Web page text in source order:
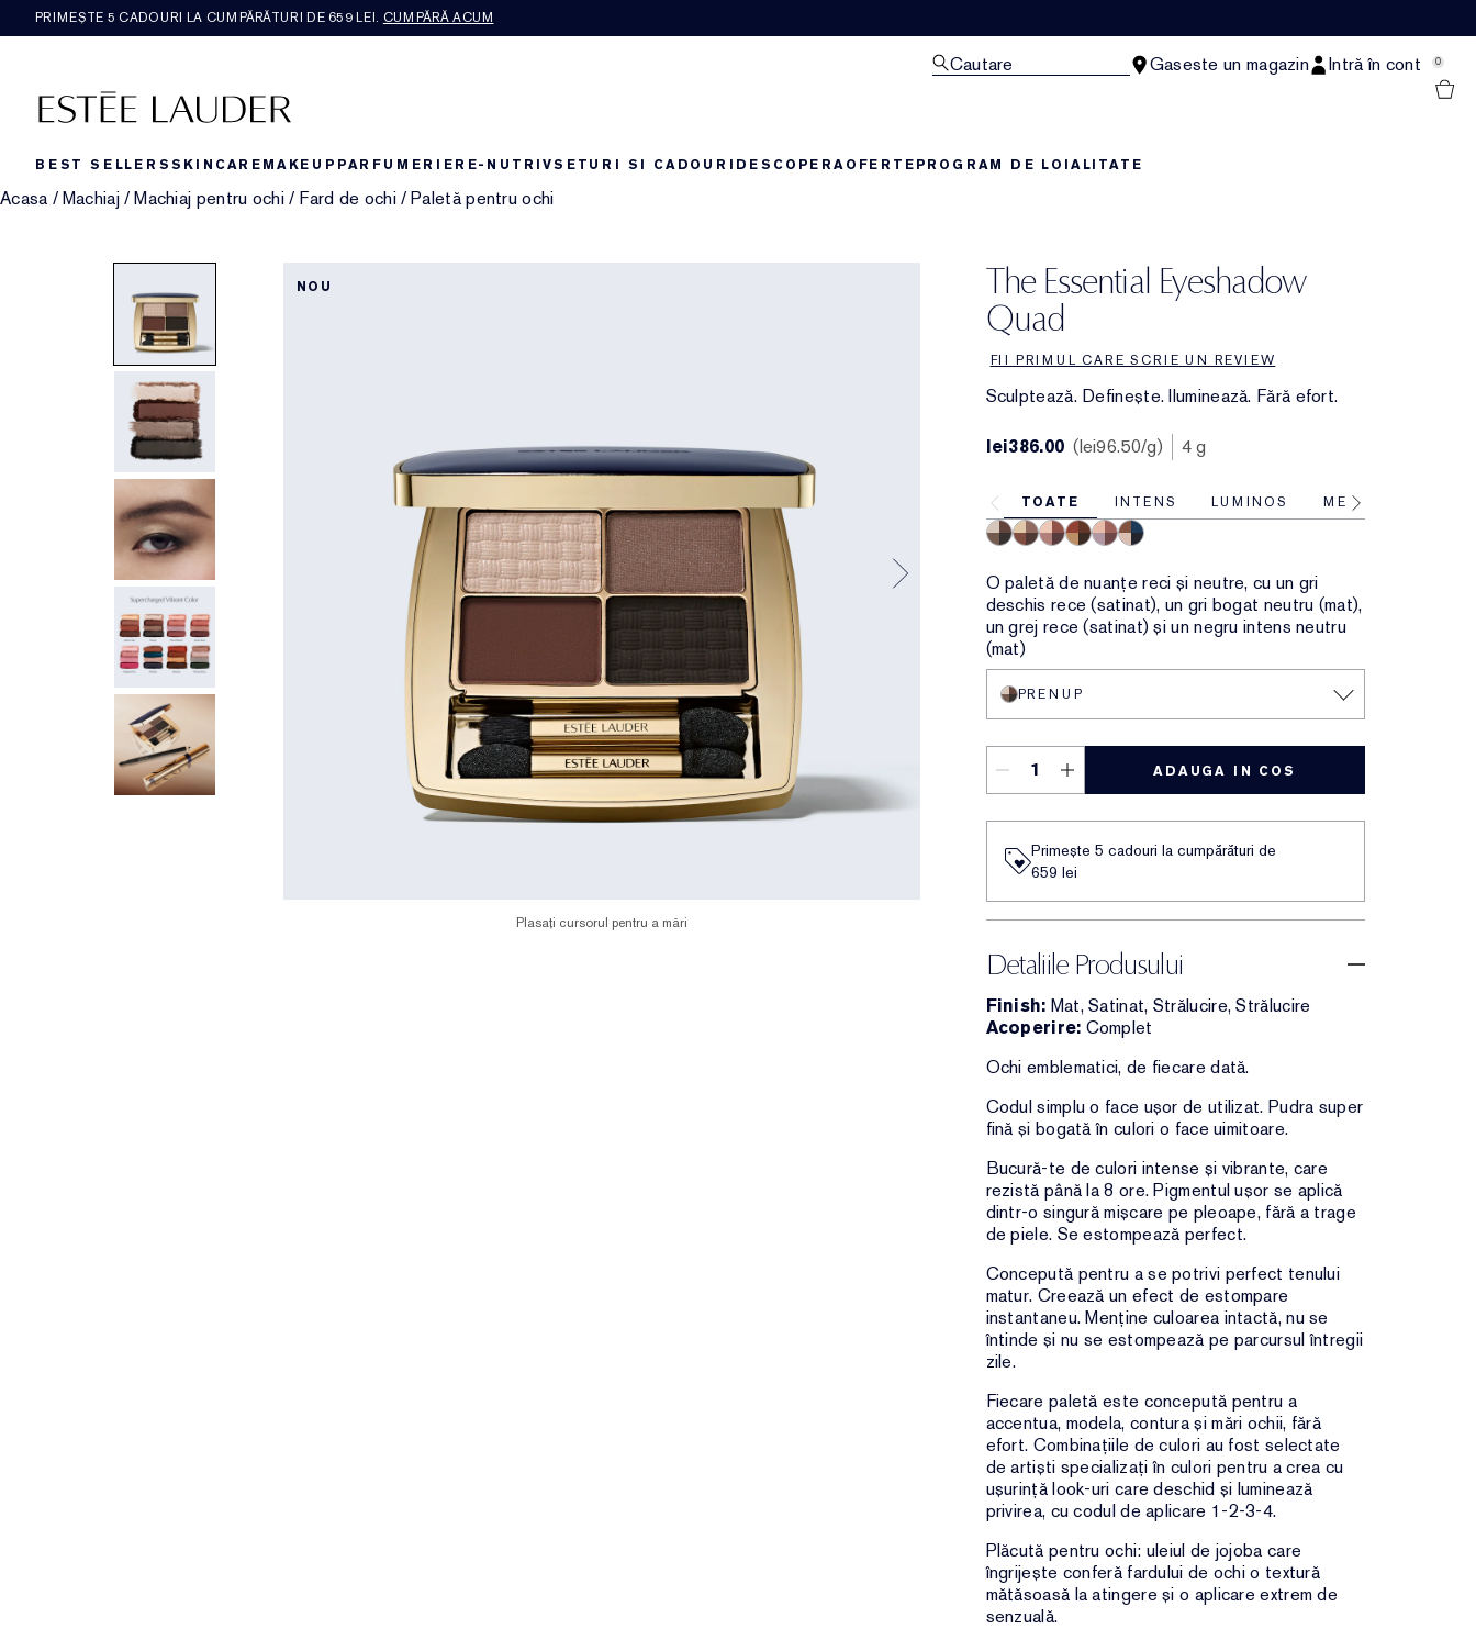
PRIMEȘTE 5 CADOURI LA CUMPĂRĂTURI DE 659 LEI. CUMPĂRĂ ACUM
Cautare Gaseste un magazin Intră în cont 0
BEST SELLERSSKINCAREMAKEUP PARFUMERIERE-NUTRIVSETURI SI CADOURI DESCOPERAOFERTEPROGRAM DE LOIALITATE
Acasa /Machiaj/ Machiaj pentru ochi/ Fard de ochi/Paletă pentru ochi
The Essential Eyeshadow
Quad
FII PRIMUL CARE SCRIE UN REVIEW
Sculptează. Definește. Iluminează. Fără efort.
NOU
Plasați cursorul pentru a mări
lei386.00 lei96.50/g 4 g
TOATE INTENS LUMINOS MEDIU
O paletă de nuanțe reci și neutre, cu un gri
deschis rece (satinat), un gri bogat neutru (mat),
un grej rece (satinat) și un negru intens neutru
(mat)
PRENUP
ADAUGA IN COS
Primește 5 cadouri la cumpărături de
659 lei
Detaliile Produsului
Finish: Mat, Satinat, Strălucire, Strălucire
Acoperire: Complet
Ochi emblematici, de fiecare dată.
Codul simplu o face ușor de utilizat. Pudra super
fină și bogată în culori o face uimitoare.
Bucură-te de culori intense și vibrante, care
rezistă până la 8 ore. Pigmentul ușor se aplică
dintr-o singură mișcare pe pleoape, fără a trage
de piele. Se estompează perfect.
Concepută pentru a se potrivi perfect tenului
matur. Creează un efect de estompare
instantaneu. Menține culoarea intactă, nu se
întinde și nu se estompează pe parcursul întregii
zile.
Fiecare paletă este concepută pentru a
accentua, modela, contura și mări ochii, fără
efort. Combinațiile de culori au fost selectate
de artiști specializați în culori pentru a crea cu
ușurință look-uri care deschid și luminează
privirea, cu codul de aplicare 1-2-3-4.
Plăcută pentru ochi: uleiul de jojoba care
îngrijește conferă fardului de ochi o textură
mătăsoasă la atingere și o aplicare extrem de
senzuală.